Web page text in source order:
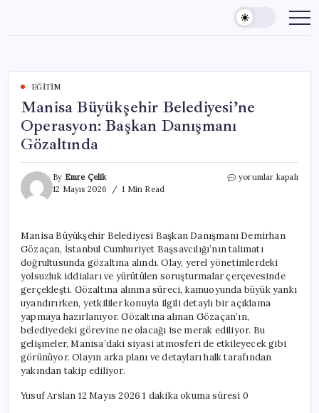
content
EĞITIM
Manisa Büyükşehir Belediyesi’ne
Operasyon: Başkan Danışmanı
Gözaltında
By Emre Çelik
12 Mayıs 2026
1 Min Read
Manisa
Danışmanı
Gözaltında
için
yorumlar kapalı
Manisa Büyükşehir Belediyesi Başkan Danışmanı Demirhan
Gözaçan, İstanbul Cumhuriyet Başsavcılığı’nın talimatı
doğrultusunda gözaltına alındı. Olay, yerel yönetimlerdeki
yolsuzluk iddiaları ve yürütülen soruşturmalar çerçevesinde
gerçekleşti. Gözaltına alınma süreci, kamuoyunda büyük yankı
uyandırırken, yetkililer konuyla ilgili detaylı bir açıklama
yapmaya hazırlanıyor. Gözaltına alınan Gözaçan’ın,
belediyedeki görevine ne olacağı ise merak ediliyor. Bu
gelişmeler, Manisa’daki siyasi atmosferi de etkileyecek gibi
görünüyor. Olayın arka planı ve detayları halk tarafından
yakından takip ediliyor.
Yusuf Arslan 12 Mayıs 2026 1 dakika okuma süresi 0